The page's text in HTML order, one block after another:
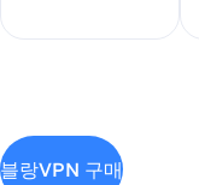
블랑VPN 구매